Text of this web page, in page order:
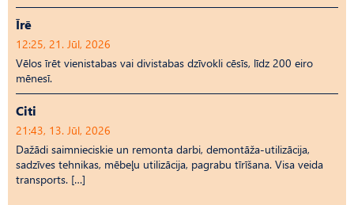
Īrē
12:25, 21. Jūl, 2026
Vēlos īrēt vienistabas vai divistabas dzīvokli cēsīs, līdz 200 eiro
mēnesī.
Citi
21:43, 13. Jūl, 2026
Dažādi saimnieciskie un remonta darbi, demontāža-utilizācija,
sadzīves tehnikas, mēbeļu utilizācija, pagrabu tīrīšana. Visa veida
transports. […]